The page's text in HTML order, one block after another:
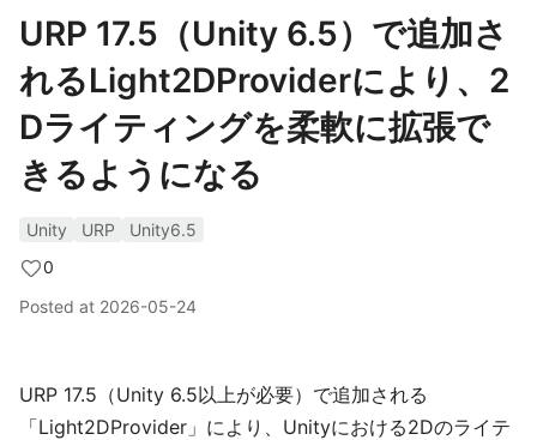
URP 17.5（Unity 6.5）で追加さ
れるLight2DProviderにより、2
Dライティングを柔軟に拡張で
きるようになる
Unity URP
Unity6.5
0
Posted at 2026-05-24
URP 17.5（Unity 6.5以上が必要）で追加される
「Light2DProvider」により、Unityにおける2Dのライテ